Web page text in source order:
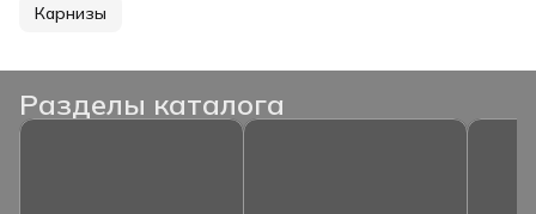
Карнизы
Разделы каталога